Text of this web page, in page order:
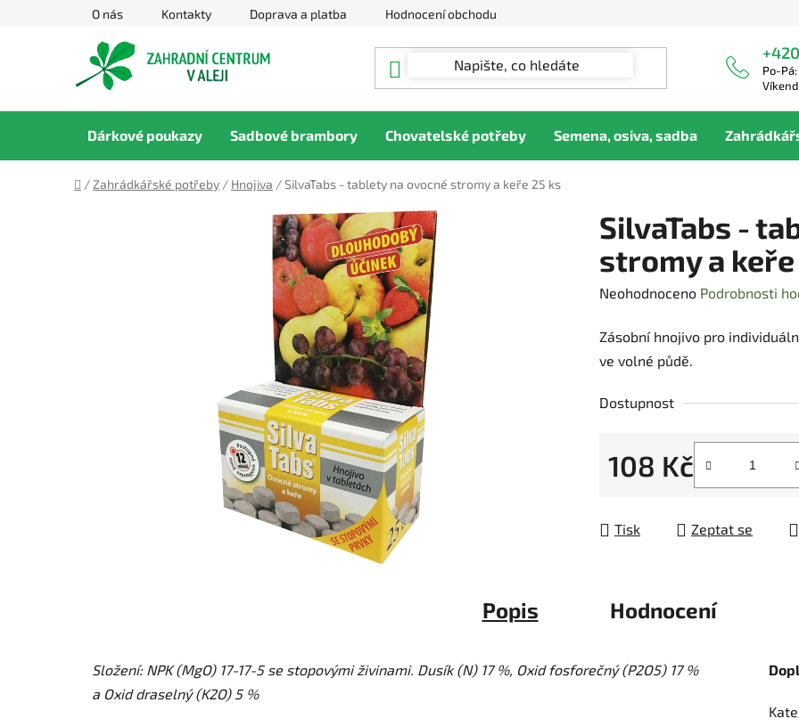
O nás Kontakty Doprava a platba Hodnocení obchodu
Po-
Dárkové poukazy Sadbové brambory Chovatelské potřeby Semena, osiva, sadba
Domů
/ Zahrádkářské potřeby / Hnojiva /SilvaTabs - tablety na ovocné stromy a keře 25 ks
SilvaTabs -
stromy a
Průměrné
produktu
je
z
hvězdiček.
Neohodnoceno Podrobnosti
Zásobní hnojivo pro
ve volné půdě.
Dostupnost
108 Kč
Tisk Zeptat se
Popis Hodnocení
Složení: NPK (MgO) 17-17-5 se stopovými živinami. Dusík (N) 17 %, Oxid fosforečný (P2O5) 17 %
a Oxid draselný (K2O) 5 %